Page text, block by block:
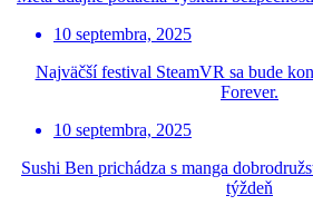
10 septembra, 2025
Najväčší festival SteamVR sa bude
Forever.
10 septembra, 2025
Sushi Ben prichádza s manga
týždeň